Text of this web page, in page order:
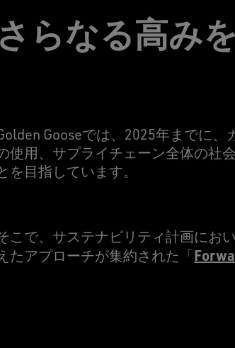
さらなる高み
Gooseでは、2025年までに
使用、サプライチェーン全体の社
を目指しています。
こで、サステナビリティ計画にお
たアプローチが集約された「